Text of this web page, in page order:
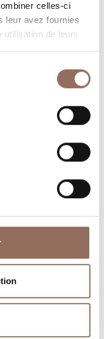
celles-ci
leur avez fournies
utilisation de leurs
Où manger
Services